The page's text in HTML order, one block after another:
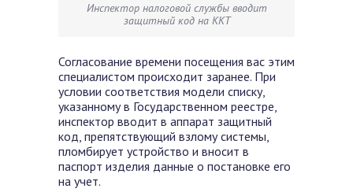
Инспектор налоговой службы вводит
защитный код на ККТ
Согласование времени посещения вас этим
специалистом происходит заранее. При
условии соответствия модели списку,
указанному в Государственном реестре,
инспектор вводит в аппарат защитный
код, препятствующий взлому системы,
пломбирует устройство и вносит в
паспорт изделия данные о постановке его
на учет.